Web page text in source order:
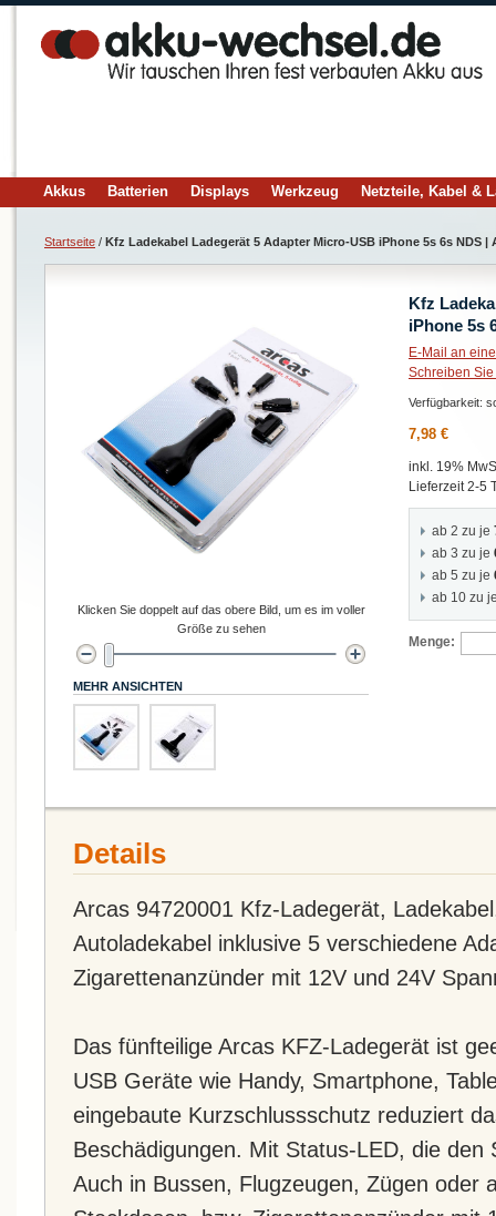
Akkus Batterien Displays Werkzeug Netzteile, Kabel &
Startseite / Kfz Ladekabel Ladegerät 5 Adapter Micro-USB iPhone 5s 6s NDS |
Kfz
iPhone 5s
E-Mail an
Schreiben
Verfügbarkeit:
7,98 €
inkl. 19%
Lieferzeit 2-5
ab 2 zu je
ab 3 zu je
ab 5 zu je
ab 10 zu
Menge:
Klicken Sie doppelt auf das obere Bild, um es im voller
Größe zu sehen
MEHR ANSICHTEN
Details
Arcas 94720001 Kfz-Ladegerät,
Autoladekabel inklusive 5 verschiedene
Zigarettenanzünder mit 12V und 24V
Das fünfteilige Arcas KFZ-Ladegerät ist
USB Geräte wie Handy, Smartphone,
eingebaute Kurzschlussschutz reduziert
Beschädigungen. Mit Status-LED, die den
Auch in Bussen, Flugzeugen, Zügen oder